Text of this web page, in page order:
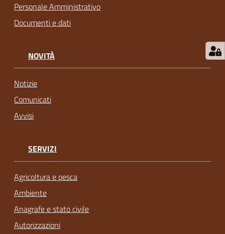
Personale Amministrativo
Documenti e dati
NOVITÀ
Notizie
Comunicati
Avvisi
SERVIZI
Agricoltura e pesca
Ambiente
Anagrafe e stato civile
Autorizzazioni